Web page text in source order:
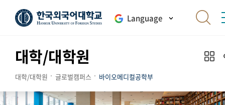
Language
대학/대학원
대학/대학원 글로벌캠퍼스 바이오메디컬공학부